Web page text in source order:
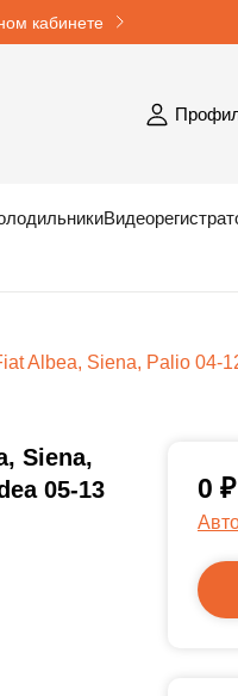
кабинете
Albea, Siena, Palio 04-
Siena,
05-13
0 ₽